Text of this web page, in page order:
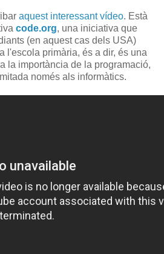
aquest interessant vídeo. Està
code.org, una iniciativa que
(en aquest cas dels USA)
l'escola primària, és a dir, és una
la importància de la programació,
només als informàtics.